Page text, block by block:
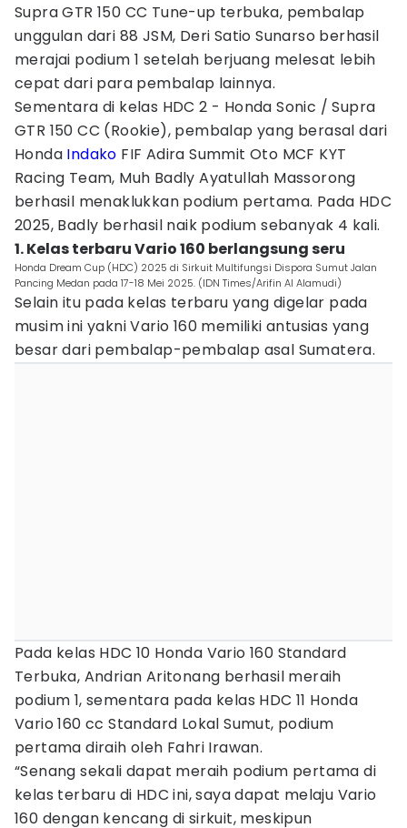
Supra GTR 150 CC Tune-up terbuka, pembalap
unggulan dari 88 JSM, Deri Satio Sunarso berhasil
merajai podium 1 setelah berjuang melesat lebih
cepat dari para pembalap lainnya.
Sementara di kelas HDC 2 - Honda Sonic / Supra
GTR 150 CC (Rookie), pembalap yang berasal dari
Honda Indako FIF Adira Summit Oto MCF KYT
Racing Team, Muh Badly Ayatullah Massorong
berhasil menaklukkan podium pertama. Pada HDC
2025, Badly berhasil naik podium sebanyak 4 kali.
1. Kelas terbaru Vario 160 berlangsung seru
Honda Dream Cup (HDC) 2025 di Sirkuit Multifungsi Dispora Sumut Jalan
Pancing Medan pada 17-18 Mei 2025. (IDN Times/Arifin Al Alamudi)
Selain itu pada kelas terbaru yang digelar pada
musim ini yakni Vario 160 memiliki antusias yang
besar dari pembalap-pembalap asal Sumatera.
Pada kelas HDC 10 Honda Vario 160 Standard
Terbuka, Andrian Aritonang berhasil meraih
podium 1, sementara pada kelas HDC 11 Honda
Vario 160 cc Standard Lokal Sumut, podium
pertama diraih oleh Fahri Irawan.
“Senang sekali dapat meraih podium pertama di
kelas terbaru di HDC ini, saya dapat melaju Vario
160 dengan kencang di sirkuit, meskipun